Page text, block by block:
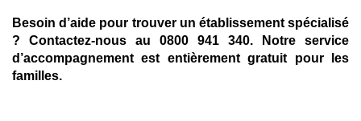
Besoin d’aide pour trouver un établissement spécialisé
? Contactez-nous au 0800 941 340. Notre service
d’accompagnement est entièrement gratuit pour les
familles.